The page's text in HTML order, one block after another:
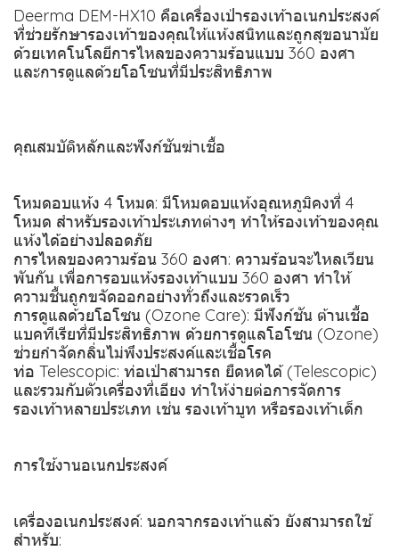
Deerma DEM-HX10 คือเครื่องเป่ารองเท้าอเนกประสงค์
ที่ช่วยรักษารองเท้าของคุณให้แห้งสนิทและถูกสุขอนามัย
ด้วยเทคโนโลยีการไหลของความร้อนแบบ 360 องศา
และการดูแลด้วยโอโซนที่มีประสิทธิภาพ
คุณสมบัติหลักและฟังก์ชันฆ่าเชื้อ
โหมดอบแห้ง 4 โหมด: มีโหมดอบแห้งอุณหภูมิคงที่ 4
โหมด สำหรับรองเท้าประเภทต่างๆ ทำให้รองเท้าของคุณ
แห้งได้อย่างปลอดภัย
การไหลของความร้อน 360 องศา: ความร้อนจะไหลเวียน
พันกัน เพื่อการอบแห้งรองเท้าแบบ 360 องศา ทำให้
ความชื้นถูกขจัดออกอย่างทั่วถึงและรวดเร็ว
การดูแลด้วยโอโซน (Ozone Care): มีฟังก์ชัน ต้านเชื้อ
แบคทีเรียที่มีประสิทธิภาพ ด้วยการดูแลโอโซน (Ozone)
ช่วยกำจัดกลิ่นไม่พึงประสงค์และเชื้อโรค
ท่อ Telescopic: ท่อเป่าสามารถ ยืดหดได้ (Telescopic)
และรวมกับตัวเครื่องที่เอียง ทำให้ง่ายต่อการจัดการ
รองเท้าหลายประเภท เช่น รองเท้าบูท หรือรองเท้าเด็ก
การใช้งานอเนกประสงค์
เครื่องอเนกประสงค์: นอกจากรองเท้าแล้ว ยังสามารถใช้
สำหรับ: